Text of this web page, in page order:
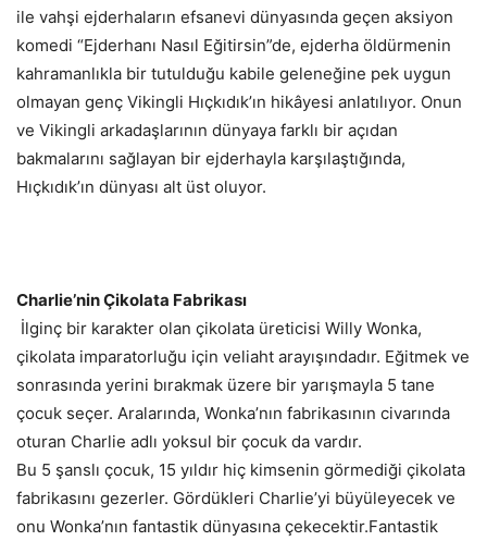
ile vahşi ejderhaların efsanevi dünyasında geçen aksiyon
komedi “Ejderhanı Nasıl Eğitirsin”de, ejderha öldürmenin
kahramanlıkla bir tutulduğu kabile geleneğine pek uygun
olmayan genç Vikingli Hıçkıdık’ın hikâyesi anlatılıyor. Onun
ve Vikingli arkadaşlarının dünyaya farklı bir açıdan
bakmalarını sağlayan bir ejderhayla karşılaştığında,
Hıçkıdık’ın dünyası alt üst oluyor.
Charlie’nin Çikolata Fabrikası
İlginç bir karakter olan çikolata üreticisi Willy Wonka,
çikolata imparatorluğu için veliaht arayışındadır. Eğitmek ve
sonrasında yerini bırakmak üzere bir yarışmayla 5 tane
çocuk seçer. Aralarında, Wonka’nın fabrikasının civarında
oturan Charlie adlı yoksul bir çocuk da vardır.
Bu 5 şanslı çocuk, 15 yıldır hiç kimsenin görmediği çikolata
fabrikasını gezerler. Gördükleri Charlie’yi büyüleyecek ve
onu Wonka’nın fantastik dünyasına çekecektir.Fantastik